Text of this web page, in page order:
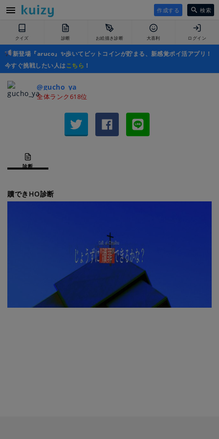
作成する 検索
クイズ 診断 お絵描き診断 大喜利 ログイン
新登場『aruco』✨歩いてビットコインが貯まる、新感覚ポイ活アプリ！
今すぐ挑戦したい人はこちら ！
@gucho_ya
全体ランク618位
診断
贖できHO診断